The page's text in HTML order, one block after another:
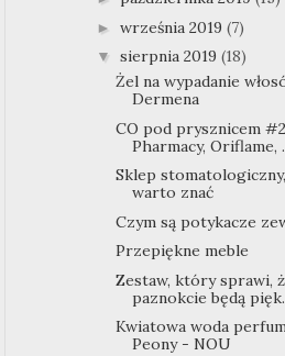
► września 2019 (7)
▼ sierpnia 2019 (18)
Żel na wypadanie
Dermena
CO pod prysznicem
Pharmacy, Oriflame,
Sklep
warto znać
Czym są potykacze
Przepiękne meble
Zestaw, który sprawi,
paznokcie będą
Kwiatowa woda
Peony - NOU